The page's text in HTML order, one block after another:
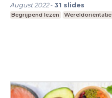
August 2022-31 slides
Begrijpend lezen Wereldoriëntatie